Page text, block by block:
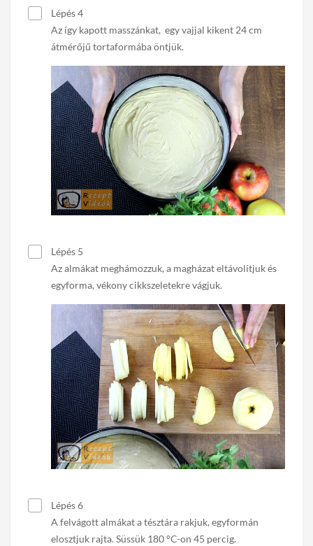
Lépés 4
Az így kapott masszánkat, egy vajjal kikent 24 cm
átmérőjű tortaformába öntjük.
Lépés 5
Az almákat meghámozzuk, a magházat eltávolítjuk és
egyforma, vékony cikkszeletekre vágjuk.
Lépés 6
A felvágott almákat a tésztára rakjuk, egyformán
elosztjuk rajta. Süssük 180 °C-on 45 percig.